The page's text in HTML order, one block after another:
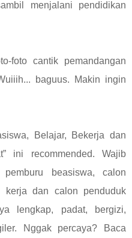
menjalani pendidikan
foto cantik pemandangan
baguus. Makin ingin
Belajar, Bekerja dan
ini recommended. Wajib
beasiswa, calon
dan calon penduduk
lengkap, padat, bergizi,
Nggak percaya? Baca